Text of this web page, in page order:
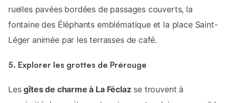
ruelles pavées bordées de passages couverts, la
fontaine des Éléphants emblématique et la place Saint-
Léger animée par les terrasses de café.
5. Explorer les grottes de Prérouge
Lesgîtes de charme à La Féclazse trouvent à